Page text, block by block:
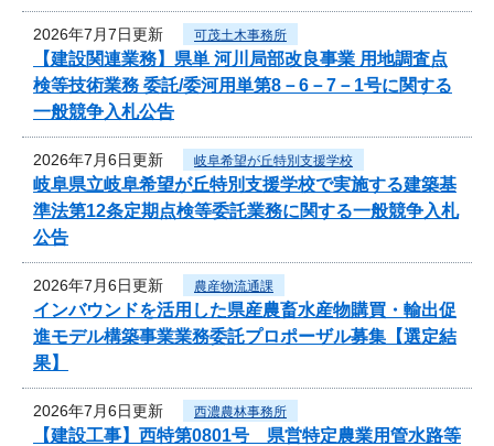
2026年7月7日更新 可茂土木事務所
【建設関連業務】県単 河川局部改良事業 用地調査点
検等技術業務 委託/委河用単第8－6－7－1号に関する
一般競争入札公告
2026年7月6日更新 岐阜希望が丘特別支援学校
岐阜県立岐阜希望が丘特別支援学校で実施する建築基
準法第12条定期点検等委託業務に関する一般競争入札
公告
2026年7月6日更新 農産物流通課
インバウンドを活用した県産農畜水産物購買・輸出促
進モデル構築事業業務委託プロポーザル募集【選定結
果】
2026年7月6日更新 西濃農林事務所
【建設工事】西特第0801号 県営特定農業用管水路等